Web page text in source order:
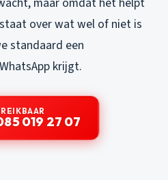
over wat wel of niet is
standaard een
krijgt.
019 27 07